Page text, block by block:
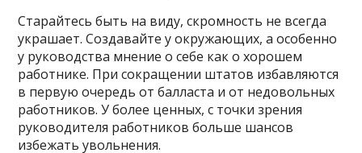
Старайтесь быть на виду, скромность не всегда
украшает. Создавайте у окружающих, а особенно
у руководства мнение о себе как о хорошем
работнике. При сокращении штатов избавляются
в первую очередь от балласта и от недовольных
работников. У более ценных, с точки зрения
руководителя работников больше шансов
избежать увольнения.